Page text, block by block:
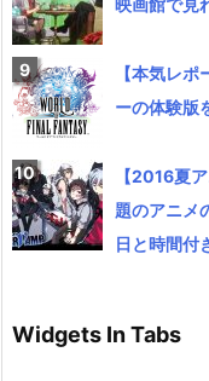
【本気レ
ーの体験版
【2016夏
題のアニメ
日と時間付
Widgets In Tabs